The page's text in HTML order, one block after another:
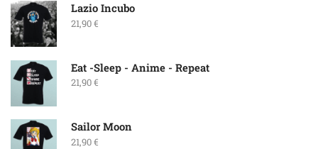
Lazio Incubo
21,90€
Eat -Sleep - Anime - Repeat
21,90€
Sailor Moon
21,90€